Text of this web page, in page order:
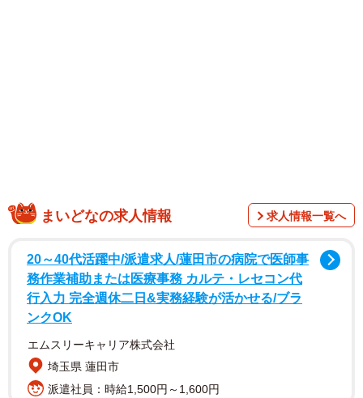
まいどなの求人情報 求人情報一覧へ
20～40代活躍中/派遣求人/蓮田市の病院で医師事
務作業補助または医療事務 カルテ・レセコン代
行入力 完全週休二日&実務経験が活かせる/ブラ
ンクOK
エムスリーキャリア株式会社
埼玉県 蓮田市
派遣社員：時給1,500円～1,600円